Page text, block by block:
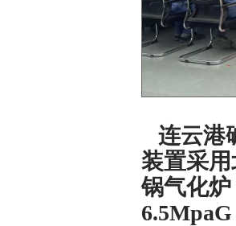
连云港
装置采
锅气化
6.5MpaG